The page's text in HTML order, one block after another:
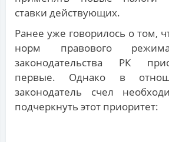
ставки действующих.
Ранее уже говорилось о том,
норм правового
законодательства РК
первые. Однако в
законодатель счел
подчеркнуть этот приоритет: